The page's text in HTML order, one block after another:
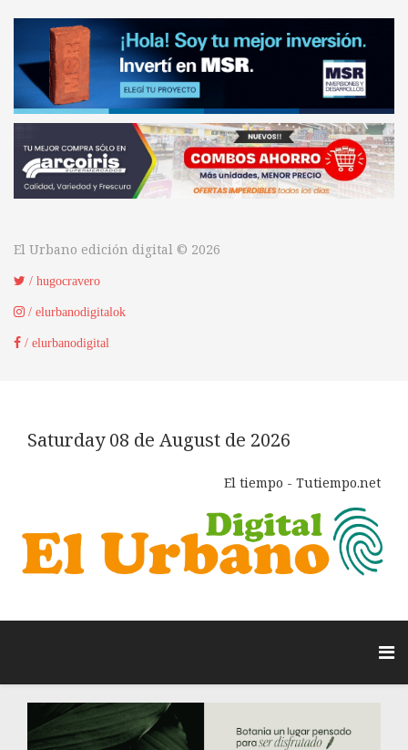
El Urbano edición digital © 2026
/ hugocravero
/ elurbanodigitalok
/ elurbanodigital
Saturday 08 de August de 2026
El tiempo - Tutiempo.net